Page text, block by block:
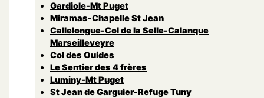
Gardiole-Mt Puget
Miramas-Chapelle St Jean
Callelongue-Col de la Selle-Calanque
Marseilleveyre
Col des Ouides
Le Sentier des 4 frères
Luminy-Mt Puget
St Jean de Garguier-Refuge Tuny